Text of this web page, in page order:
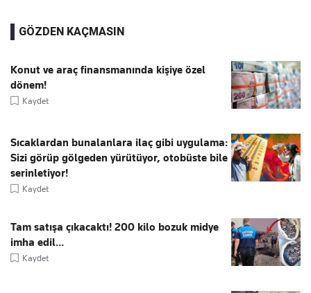
GÖZDEN KAÇMASIN
Konut ve araç finansmanında kişiye özel
dönem!
Kaydet
Sıcaklardan bunalanlara ilaç gibi uygulama:
Sizi görüp gölgeden yürütüyor, otobüste bile
serinletiyor!
Kaydet
Tam satışa çıkacaktı! 200 kilo bozuk midye
imha edil...
Kaydet